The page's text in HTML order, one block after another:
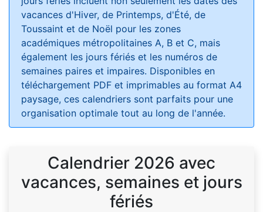
vacances d'Hiver, de Printemps, d'Été, de
Toussaint et de Noël pour les zones
académiques métropolitaines A, B et C, mais
également les jours fériés et les numéros de
semaines paires et impaires. Disponibles en
téléchargement PDF et imprimables au format A4
paysage, ces calendriers sont parfaits pour une
organisation optimale tout au long de l'année.
Calendrier 2026 avec
vacances, semaines et jours
fériés